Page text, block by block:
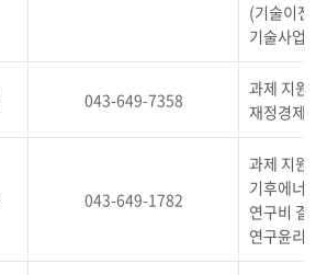
(기술이전),
기술사업화
043-649-7358
과제 지원
재정경제부
043-649-1782
과제 지원
기후에너지
연구비 결
연구윤리